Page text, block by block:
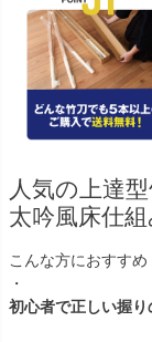
人気の上達
太吟風床仕組
こんな方におすすめ
・
初心者で正しい握